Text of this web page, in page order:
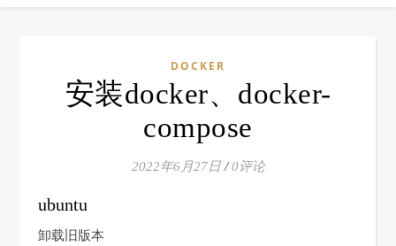
DOCKER
安装docker、docker-
compose
2022年6月27日 / 0评论
ubuntu
卸载旧版本